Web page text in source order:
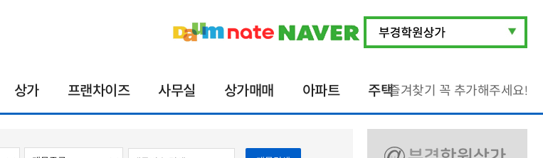
상가 프랜차이즈 사무실 상가매매 아파트 주택즐겨찾기 꼭 추가해주세요!